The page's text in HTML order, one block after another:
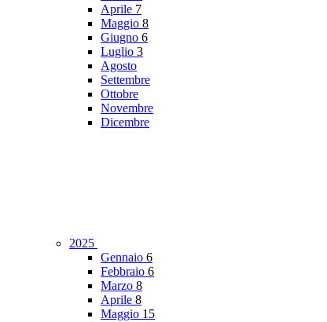
Aprile 7
Maggio 8
Giugno 6
Luglio 3
Agosto
Settembre
Ottobre
Novembre
Dicembre
2025
Gennaio 6
Febbraio 6
Marzo 8
Aprile 8
Maggio 15